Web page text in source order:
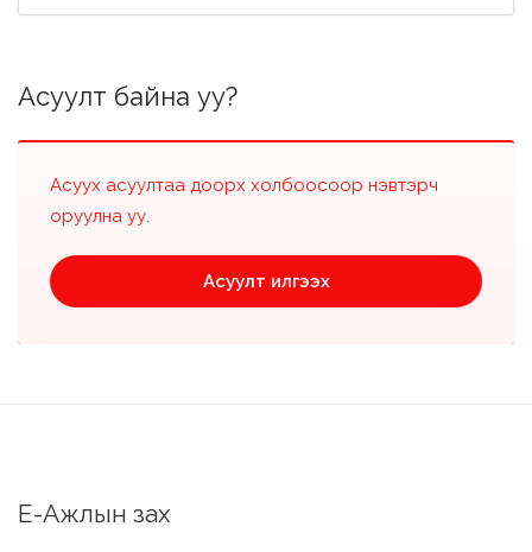
Асуулт байна уу?
Асуух асуултаа доорх холбоосоор нэвтэрч
оруулна уу.
Асуулт илгээх
Е-Ажлын зах